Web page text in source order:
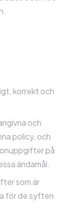
korrekt och
och
policy, och
på
ändamål.
som är
för de syften